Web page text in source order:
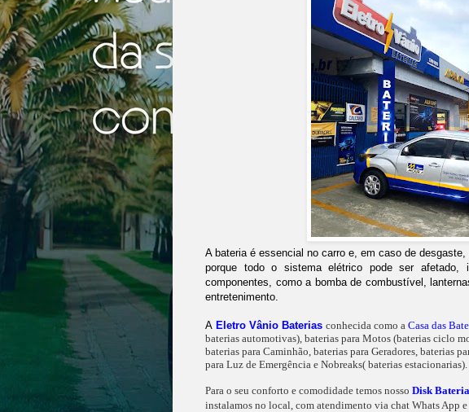
A bateria é essencial no carro e, em caso de
porque todo o sistema elétrico pode ser afetado,
componentes, como a bomba de combustível,
entretenimento.
A Eletro Vânio Baterias conhecida como a Casa das
baterias automotivas), baterias para Motos (baterias ciclo
baterias para Caminhão, baterias para Geradores, baterias
para Luz de Emergência e Nobreaks( baterias estacionarias).
Para o seu conforto e comodidade temos nosso Disk
instalamos no local, com atendimento via chat Whats App